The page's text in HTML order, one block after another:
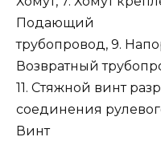
Подающий
трубопровод, 9.
Возвратный
11. Стяжной винт
соединения
Винт